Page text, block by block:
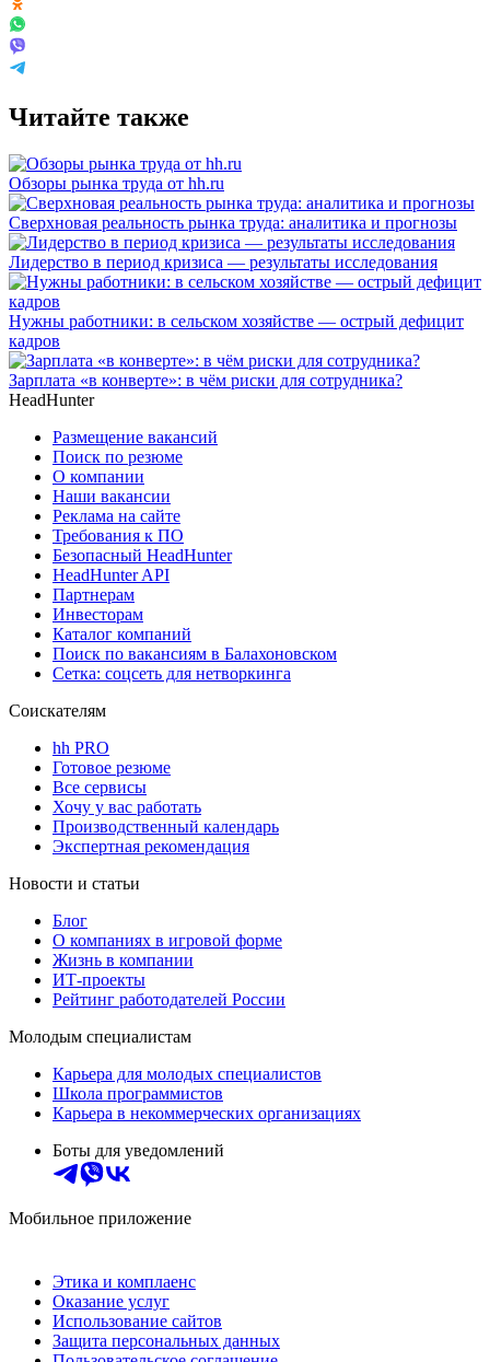
Читайте также
Обзоры рынка труда от hh.ru
Сверхновая реальность рынка труда: аналитика и прогнозы
Лидерство в период кризиса — результаты исследования
Нужны работники: в сельском хозяйстве — острый дефицит
кадров
Зарплата «в конверте»: в чём риски для сотрудника?
HeadHunter
Размещение вакансий
Поиск по резюме
О компании
Наши вакансии
Реклама на сайте
Требования к ПО
Безопасный HeadHunter
HeadHunter API
Партнерам
Инвесторам
Каталог компаний
Поиск по вакансиям в Балахоновском
Сетка: соцсеть для нетворкинга
Соискателям
hh PRO
Готовое резюме
Все сервисы
Хочу у вас работать
Производственный календарь
Экспертная рекомендация
Новости и статьи
Блог
О компаниях в игровой форме
Жизнь в компании
ИТ-проекты
Рейтинг работодателей России
Молодым специалистам
Карьера для молодых специалистов
Школа программистов
Карьера в некоммерческих организациях
Боты для уведомлений
Мобильное приложение
Этика и комплаенс
Оказание услуг
Использование сайтов
Защита персональных данных